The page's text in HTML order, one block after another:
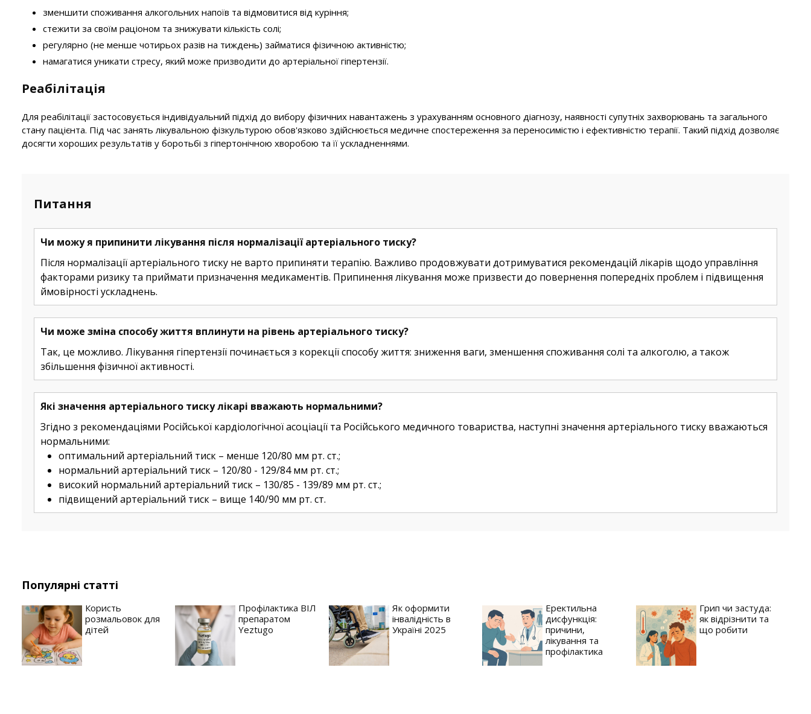
зменшити споживання алкогольних напоїв та відмовитися від куріння;
стежити за своїм раціоном та знижувати кількість солі;
регулярно (не менше чотирьох разів на тиждень) займатися фізичною активністю;
намагатися уникати стресу, який може призводити до артеріальної гіпертензії.
Реабілітація
Для реабілітації застосовується індивідуальний підхід до вибору фізичних навантажень з урахуванням основного діагнозу, наявності супутніх захворювань та загального
стану пацієнта. Під час занять лікувальною фізкультурою обов'язково здійснюється медичне спостереження за переносимістю і ефективністю терапії. Такий підхід дозволяє
досягти хороших результатів у боротьбі з гіпертонічною хворобою та її ускладненнями.
Питання
Чи можу я припинити лікування після нормалізації артеріального тиску?
Після нормалізації артеріального тиску не варто припиняти терапію. Важливо продовжувати дотримуватися рекомендацій лікарів щодо управління
факторами ризику та приймати призначення медикаментів. Припинення лікування може призвести до повернення попередніх проблем і підвищення
ймовірності ускладнень.
Чи може зміна способу життя вплинути на рівень артеріального тиску?
Так, це можливо. Лікування гіпертензії починається з корекції способу життя: зниження ваги, зменшення споживання солі та алкоголю, а також
збільшення фізичної активності.
Які значення артеріального тиску лікарі вважають нормальними?
Згідно з рекомендаціями Російської кардіологічної асоціації та Російського медичного товариства, наступні значення артеріального тиску вважаються
нормальними:
оптимальний артеріальний тиск – менше 120/80 мм рт. ст.;
нормальний артеріальний тиск – 120/80 - 129/84 мм рт. ст.;
високий нормальний артеріальний тиск – 130/85 - 139/89 мм рт. ст.;
підвищений артеріальний тиск – вище 140/90 мм рт. ст.
Популярні статті
Користь
розмальовок для
дітей
Профілактика ВІЛ
препаратом
Yeztugo
Як оформити
інвалідність в
Україні 2025
Еректильна
дисфункція:
причини,
лікування та
профілактика
Грип чи застуда:
як відрізнити та
що робити